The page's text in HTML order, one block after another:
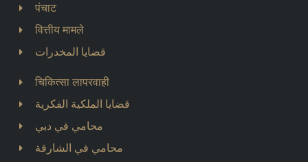
पंचाट
वित्तीय मामले
قضايا المخدرات
चिकित्सा लापरवाही
قضايا الملكية الفكرية
محامي في دبي
محامي في الشارقة